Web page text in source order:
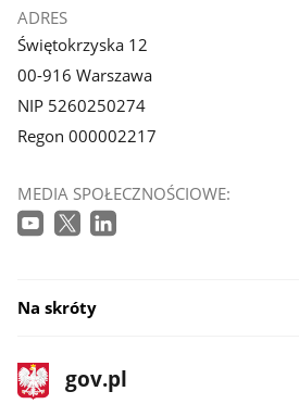
ADRES
Świętokrzyska 12
00-916 Warszawa
NIP 5260250274
Regon 000002217
MEDIA SPOŁECZNOŚCIOWE:
Na skróty
stopka
gov.pl
Strona
gov.pl